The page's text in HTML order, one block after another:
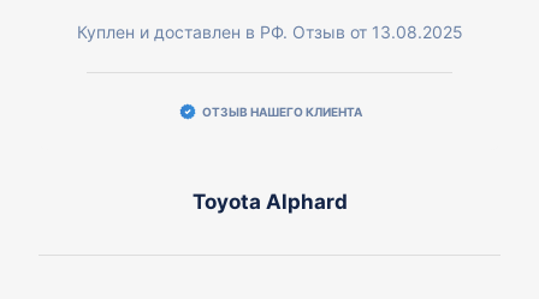
Куплен и доставлен в РФ. Отзыв от 13.08.2025
ОТЗЫВ НАШЕГО КЛИЕНТА
Toyota Alphard